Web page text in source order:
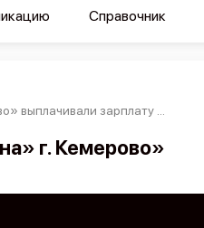
Справочник
зарплату ...
г. Кемерово»